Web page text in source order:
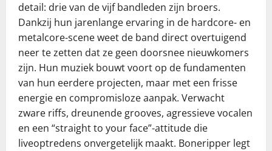
detail: drie van de vijf bandleden zijn broers.
Dankzij hun jarenlange ervaring in de hardcore- en
metalcore-scene weet de band direct overtuigend
neer te zetten dat ze geen doorsnee nieuwkomers
zijn. Hun muziek bouwt voort op de fundamenten
van hun eerdere projecten, maar met een frisse
energie en compromisloze aanpak. Verwacht
zware riffs, dreunende grooves, agressieve vocalen
en een “straight to your face”-attitude die
liveoptredens onvergetelijk maakt. Boneripper legt